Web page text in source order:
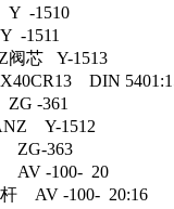
-1510
1511
阀芯 Y-1513
DIN
-361
Y-1512
ZG-363
AV -100- 20
杆 AV -100- 20:16